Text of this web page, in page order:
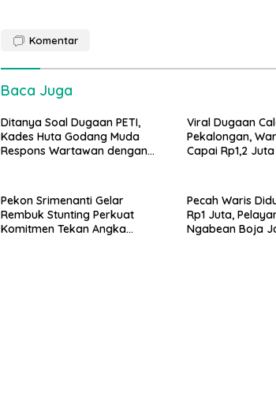
Komentar
Baca Juga
Ditanya Soal Dugaan PETI,
Kades Huta Godang Muda
Respons Wartawan dengan
Viral Dugaan
Pekalongan,
Capai Rp1,2 Juta
Pekon Srimenanti Gelar
Rembuk Stunting Perkuat
Komitmen Tekan Angka
Pecah Waris
Rp1 Juta,
Ngabean Boja